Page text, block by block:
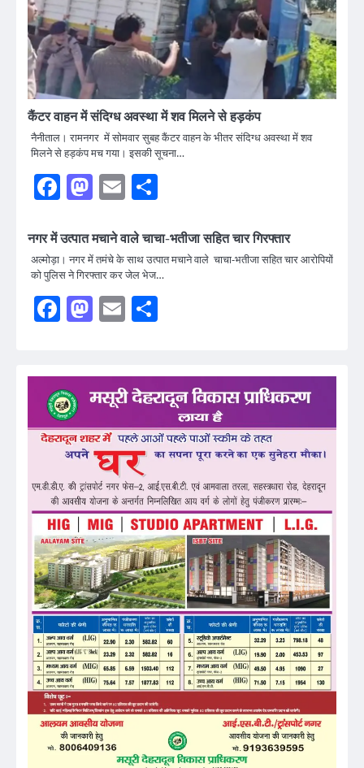
कैंटर वाहन में संदिग्ध अवस्था में शव मिलने से हड़कंप
नैनीताल। रामनगर में सोमवार सुबह कैंटर वाहन के भीतर संदिग्ध अवस्था में शव
मिलने से हड़कंप मच गया। इसकी सूचना…
Facebook
Mastodon
Email
नगर में उत्पात मचाने वाले चाचा-भतीजा सहित चार गिरफ्तार
अल्मोड़ा। नगर में तमंचे के साथ उत्पात मचाने वाले चाचा-भतीजा सहित चार आरोपियों
को पुलिस ने गिरफ्तार कर जेल भेज…
Facebook
Mastodon
Email